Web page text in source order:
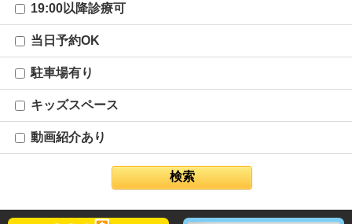
19:00以降診療可
当日予約OK
駐車場有り
キッズスペース
動画紹介あり